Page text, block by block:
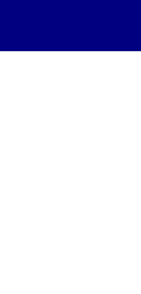
content